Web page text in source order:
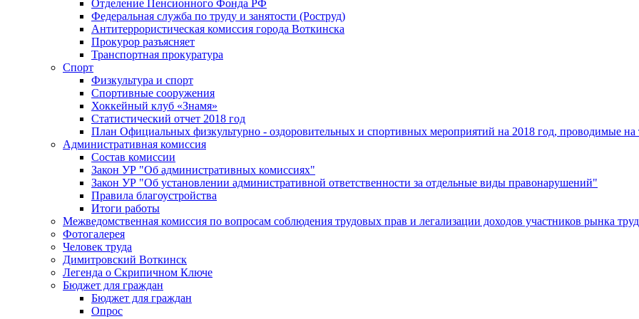
Отделение Пенсионного Фонда РФ
Федеральная служба по труду и занятости (Роструд)
Антитеррористическая комиссия города Воткинска
Прокурор разъясняет
Транспортная прокуратура
Спорт
Физкультура и спорт
Спортивные сооружения
Хоккейный клуб «Знамя»
Статистический отчет 2018 год
План Официальных физкультурно - оздоровительных и спортивных мероприятий на 2018 год, проводимые
Административная комиссия
Состав комиссии
Закон УР "Об административных комиссиях"
Закон УР "Об установлении административной ответственности за отдельные виды правонарушений"
Правила благоустройства
Итоги работы
Межведомственная комиссия по вопросам соблюдения трудовых прав и легализации доходов участников рынка
Фотогалерея
Человек труда
Димитровский Воткинск
Легенда о Скрипичном Ключе
Бюджет для граждан
Бюджет для граждан
Опрос